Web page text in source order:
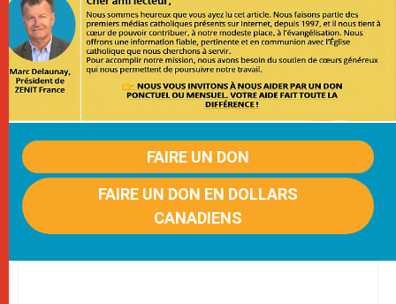
FAIRE UN DON
FAIRE UN DON EN DOLLARS
CANADIENS